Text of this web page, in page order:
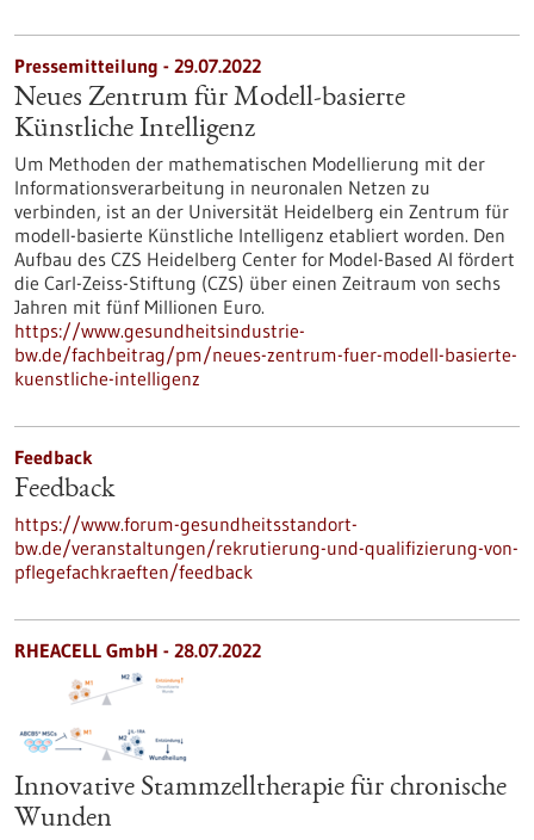
Pressemitteilung - 29.07.2022
Neues Zentrum für Modell-basierte
Künstliche Intelligenz
Um Methoden der mathematischen Modellierung mit der
Informationsverarbeitung in neuronalen Netzen zu
verbinden, ist an der Universität Heidelberg ein Zentrum für
modell-basierte Künstliche Intelligenz etabliert worden. Den
Aufbau des CZS Heidelberg Center for Model-Based AI fördert
die Carl-Zeiss-Stiftung (CZS) über einen Zeitraum von sechs
Jahren mit fünf Millionen Euro.
https://www.gesundheitsindustrie-
bw.de/fachbeitrag/pm/neues-zentrum-fuer-modell-basierte-
kuenstliche-intelligenz
Feedback
Feedback
https://www.forum-gesundheitsstandort-
bw.de/veranstaltungen/rekrutierung-und-qualifizierung-von-
pflegefachkraeften/feedback
RHEACELL GmbH - 28.07.2022
Innovative Stammzelltherapie für chronische
Wunden